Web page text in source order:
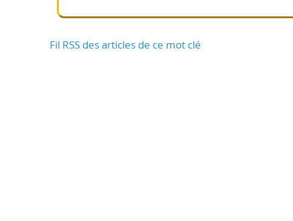
Fil RSS des articles de ce mot clé